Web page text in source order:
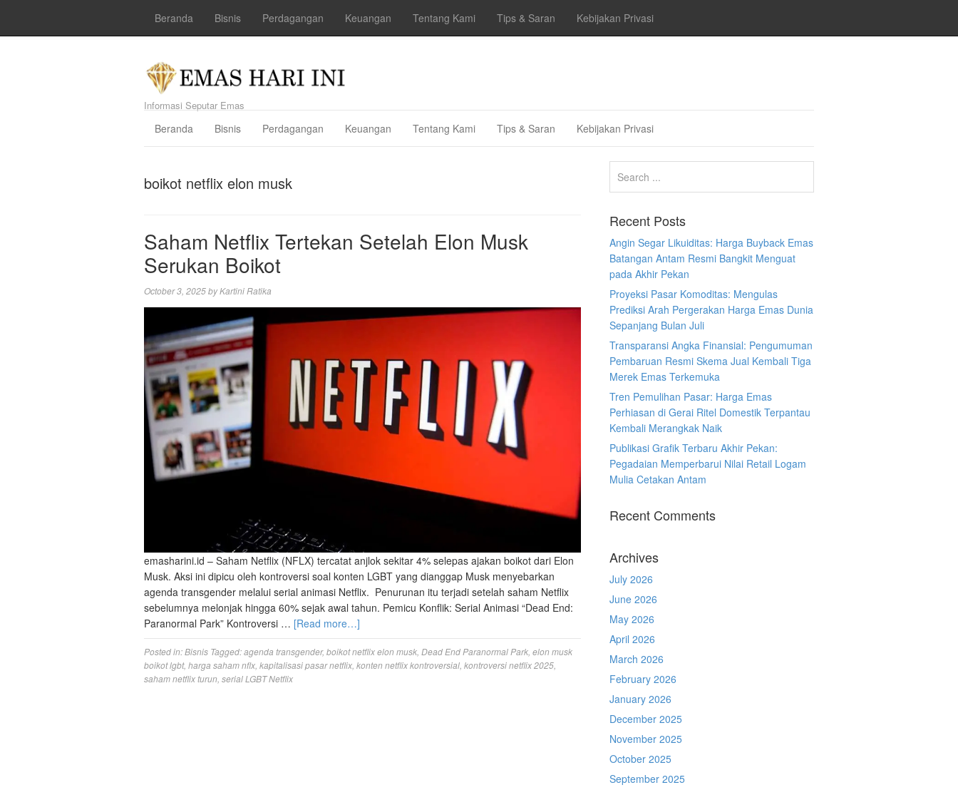
Beranda Bisnis Perdagangan Keuangan Tentang Kami Tips & Saran Kebijakan Privasi
Informasi Seputar Emas
Beranda Bisnis Perdagangan Keuangan Tentang Kami Tips & Saran Kebijakan Privasi
boikot netflix elon musk
Saham Netflix Tertekan Setelah Elon Musk
Serukan Boikot
October 3, 2025byKartini Ratika
emasharini.id – Saham Netflix (NFLX) tercatat anjlok sekitar 4% selepas ajakan boikot dari Elon
Musk. Aksi ini dipicu oleh kontroversi soal konten LGBT yang dianggap Musk menyebarkan
agenda transgender melalui serial animasi Netflix. Penurunan itu terjadi setelah saham Netflix
sebelumnya melonjak hingga 60% sejak awal tahun. Pemicu Konflik: Serial Animasi “Dead End:
Paranormal Park” Kontroversi … [Read more…]
Posted in:Bisnis Tagged:agenda transgender, boikot netflix elon musk Dead End Paranormal Park elon musk
boikot lgbt, harga saham nflx kapitalisasi pasar netflix konten netflix kontroversial kontroversi netflix 2025
saham netflix turun serial LGBT Netflix
Recent Posts
Angin Segar Likuiditas: Harga Buyback Emas
Batangan Antam Resmi Bangkit Menguat
pada Akhir Pekan
Proyeksi Pasar Komoditas: Mengulas
Prediksi Arah Pergerakan Harga Emas Dunia
Sepanjang Bulan Juli
Transparansi Angka Finansial: Pengumuman
Pembaruan Resmi Skema Jual Kembali Tiga
Merek Emas Terkemuka
Tren Pemulihan Pasar: Harga Emas
Perhiasan di Gerai Ritel Domestik Terpantau
Kembali Merangkak Naik
Publikasi Grafik Terbaru Akhir Pekan:
Pegadaian Memperbarui Nilai Retail Logam
Mulia Cetakan Antam
Recent Comments
Archives
July 2026
June 2026
May 2026
April 2026
March 2026
February 2026
January 2026
December 2025
November 2025
October 2025
September 2025